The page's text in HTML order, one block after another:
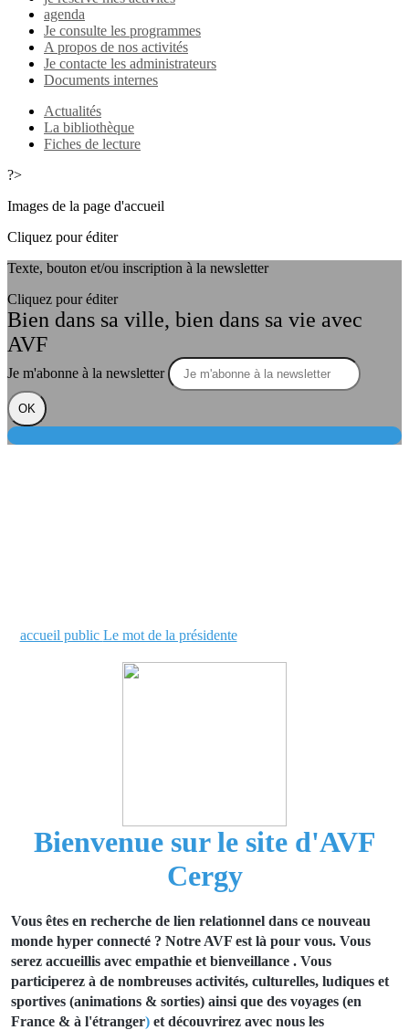
agenda
Je consulte les programmes
A propos de nos activités
Je contacte les administrateurs
Documents internes
Actualités
La bibliothèque
Fiches de lecture
?>
Images de la page d'accueil
Cliquez pour éditer
Texte, bouton et/ou inscription à la newsletter
Cliquez pour éditer
Bien dans sa ville, bien dans sa vie avec
AVF
Je m'abonne à la newsletter
OK
accueil public Le mot de la présidente
Bienvenue sur le site d'AVF
Cergy
Vous êtes en recherche de lien relationnel dans ce nouveau
monde hyper connecté ? Notre AVF est là pour vous. Vous
serez accueillis avec empathie et bienveillance . Vous
participerez à de nombreuses activités, culturelles, ludiques et
sportives (animations & sorties) ainsi que des voyages (en
France & à l'étranger) et découvrirez avec nous les